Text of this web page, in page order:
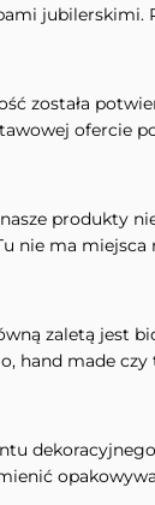
jubilerskimi.
została
ofercie
produkty
nie ma
zaletą jest
hand made